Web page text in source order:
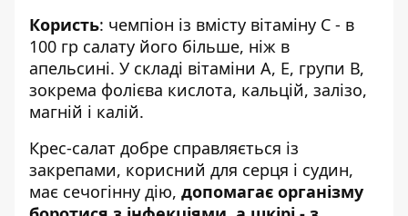
Користь: чемпіон із вмісту вітаміну С - в
100 гр салату його більше, ніж в
апельсині. У складі вітаміни А, E, групи В,
зокрема фолієва кислота, кальцій, залізо,
магній і калій.
Крес-салат добре справляється із
закрепами, корисний для серця і судин,
має сечогінну дію, допомагає організму